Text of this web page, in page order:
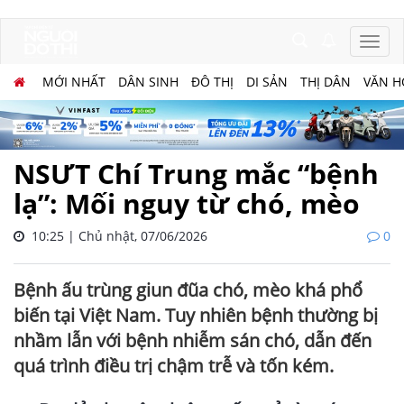
MỚI NHẤT DÂN SINH ĐÔ THỊ DI SẢN THỊ DÂN VĂN
NSƯT Chí Trung mắc “bệnh
lạ”: Mối nguy từ chó, mèo
10:25 | Chủ nhật, 07/06/2026 0
Bệnh ấu trùng giun đũa chó, mèo khá phổ
biến tại Việt Nam. Tuy nhiên bệnh thường bị
nhầm lẫn với bệnh nhiễm sán chó, dẫn đến
quá trình điều trị chậm trễ và tốn kém.